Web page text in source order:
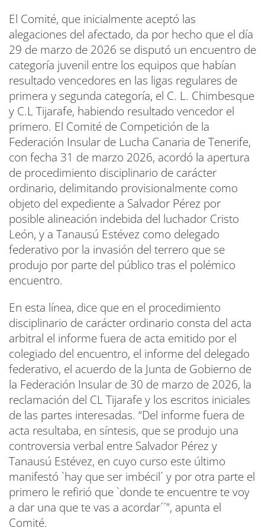
El Comité, que inicialmente aceptó las
alegaciones del afectado, da por hecho que el día
29 de marzo de 2026 se disputó un encuentro de
categoría juvenil entre los equipos que habían
resultado vencedores en las ligas regulares de
primera y segunda categoría, el C. L. Chimbesque
y C.L Tijarafe, habiendo resultado vencedor el
primero. El Comité de Competición de la
Federación Insular de Lucha Canaria de Tenerife,
con fecha 31 de marzo 2026, acordó la apertura
de procedimiento disciplinario de carácter
ordinario, delimitando provisionalmente como
objeto del expediente a Salvador Pérez por
posible alineación indebida del luchador Cristo
León, y a Tanausú Estévez como delegado
federativo por la invasión del terrero que se
produjo por parte del público tras el polémico
encuentro.
En esta línea, dice que en el procedimiento
disciplinario de carácter ordinario consta del acta
arbitral el informe fuera de acta emitido por el
colegiado del encuentro, el informe del delegado
federativo, el acuerdo de la Junta de Gobierno de
la Federación Insular de 30 de marzo de 2026, la
reclamación del CL Tijarafe y los escritos iniciales
de las partes interesadas. “Del informe fuera de
acta resultaba, en síntesis, que se produjo una
controversia verbal entre Salvador Pérez y
Tanausú Estévez, en cuyo curso este último
manifestó `hay que ser imbécil´ y por otra parte el
primero le refirió que `donde te encuentre te voy
a dar una que te vas a acordar´´”, apunta el
Comité.